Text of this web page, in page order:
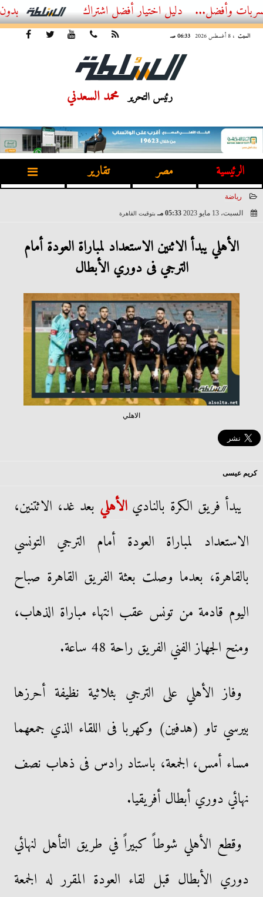
أفضل اشتراك IPTV بدون تقطيع 2026 – دليل المشاهد العصري
السبت ، 8 أغسطس 2026 06:33 صـ
رئيس التحرير محمد السعدني
الرئيسية مصر تقارير
رياضة
السبت، 13 مايو 2023
05:33 مـ بتوقيت القاهرة
الأهلي يبدأ الاثنين الاستعداد لمباراة العودة أمام
الترجي فى دوري الأبطال
الاهلي
كريم عيسى
يبدأ فريق الكرة بالناديالأهلي بعد غد، الاثتنين،
الاستعداد لمباراة العودة أمام الترجي التونسي
بالقاهرة، بعدما وصلت بعثة الفريق القاهرة صباح
اليوم قادمة من تونس عقب انتهاء مباراة الذهاب،
ومنح الجهاز الفني الفريق راحة 48 ساعة.
وفاز الأهلي على الترجي بثلاثية نظيفة أحرزها
بيرسي تاو (هدفين) وكهربا فى اللقاء الذي جمعهما
مساء أمس، الجمعة، باستاد رادس فى ذهاب نصف
نهائي دوري أبطال أفريقيا.
وقطع الأهلي شوطاً كبيراً في طريق التأهل لنهائي
دوري الأبطال قبل لقاء العودة المقرر له الجمعة